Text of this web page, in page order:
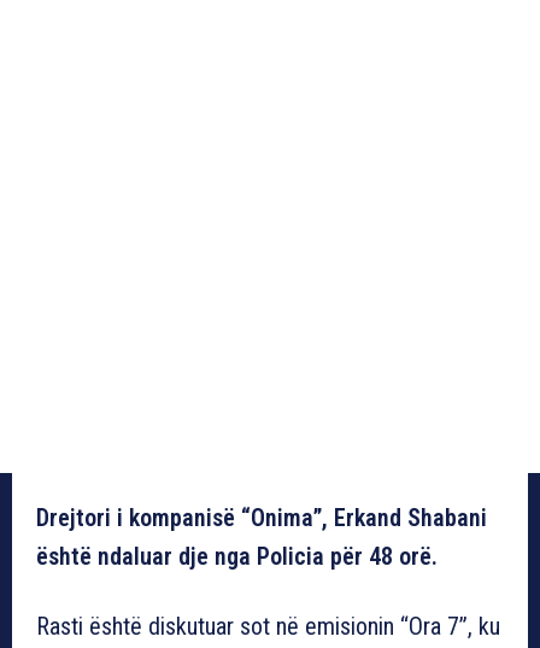
Drejtori i kompanisë “Onima”, Erkand Shabani
është ndaluar dje nga Policia për 48 orë.
Rasti është diskutuar sot në emisionin “Ora 7”, ku